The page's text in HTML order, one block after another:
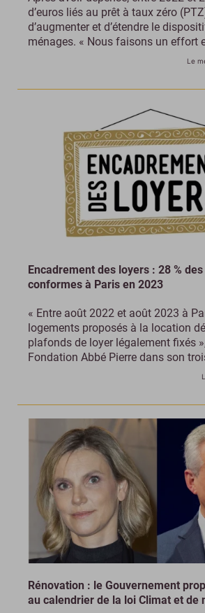
d’euros liés au prêt à taux zéro
d’augmenter et d’étendre le
ménages. « Nous faisons un effort
Le
Encadrement des loyers : 28 %
conformes à Paris en 2023
« Entre août 2022 et août 2023 à
logements proposés à la location
plafonds de loyer légalement fixés
Fondation Abbé Pierre dans son
Rénovation : le Gouvernement
au calendrier de la loi Climat et de